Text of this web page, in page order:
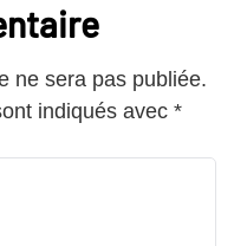
ne sera pas publiée.
indiqués avec *